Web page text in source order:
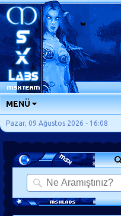
MENÜ
ANA SAYFA
FORUMLAR
SORU-CEVAP
GÜNLÜKLER
SON MESAJLAR
Pazar, 09 Ağustos 2026 - 16:08